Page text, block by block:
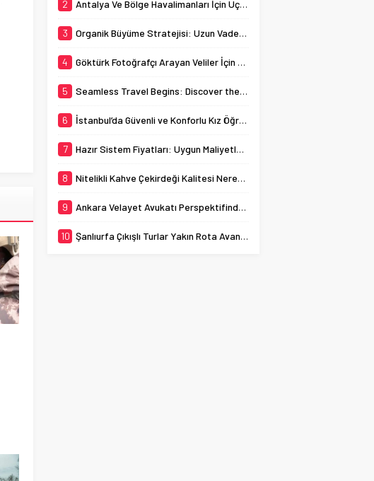
sistemlerin maliyetlerini
üründür. Bu çekirdekler
işleme sürecinde titizlikle
tarihi...
2 Antalya Ve Bölge Havalimanları İçin Uçak Radarı
3 Organik Büyüme Stratejisi: Uzun Vadede Sosyal Medya Başarısı Nasıl Sağlanır?
4 Göktürk Fotoğrafçı Arayan Veliler İçin Okul Kaydı Fotoğrafı Hazırlık Listesi
5 Seamless Travel Begins: Discover the Convenience of Istanbul Transfer Services
6 İstanbul’da Güvenli ve Konforlu Kız Öğrenci Yurtları
7 Hazır Sistem Fiyatları: Uygun Maliyetlerle Verimlilik Sağlayın
8 Nitelikli Kahve Çekirdeği Kalitesi Nereden Anlaşılır?
9 Ankara Velayet Avukatı Perspektifinden Çocuğun Üstün Yararı Ölçütleri Nelerdir?
10 Şanlıurfa Çıkışlı Turlar Yakın Rota Avantajları